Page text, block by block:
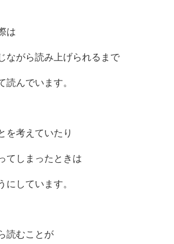
は
ながら読み上げられるまで
読んでいます。
を考えていたり
てしまったときは
にしています。
読むことが